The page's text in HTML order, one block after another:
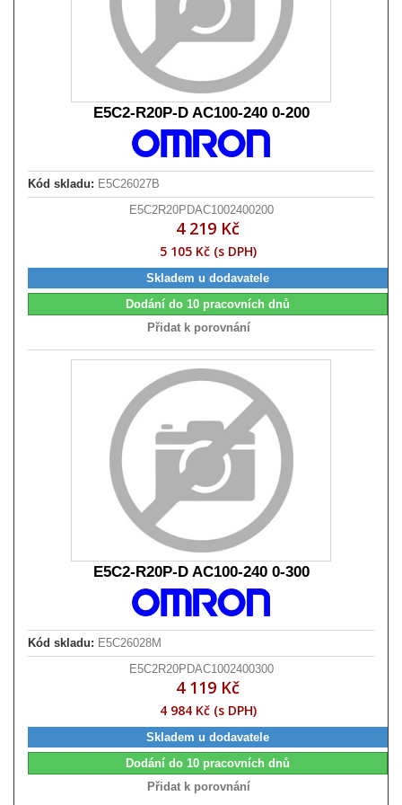
E5C2-R20P-D AC100-240 0-200
Kód skladu: E5C26027B
E5C2R20PDAC1002400200
4 219 Kč
5 105 Kč (s DPH)
Skladem u dodavatele
Dodání do 10 pracovních dnů
Přidat k porovnání
E5C2-R20P-D AC100-240 0-300
Kód skladu: E5C26028M
E5C2R20PDAC1002400300
4 119 Kč
4 984 Kč (s DPH)
Skladem u dodavatele
Dodání do 10 pracovních dnů
Přidat k porovnání